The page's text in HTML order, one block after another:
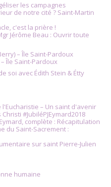
les campagnes
de notre cité ? Saint-Martin
c'est la prière !
Jérôme Beau : Ouvrir toute
– Île Saint-Pardoux
Île Saint-Pardoux
soi avec Édith Stein & Étty
– Un saint d'avenir
#JubiléPJEymard2018
complète : Récapitulation
du Saint-Sacrement :
sur saint Pierre-Julien
humaine